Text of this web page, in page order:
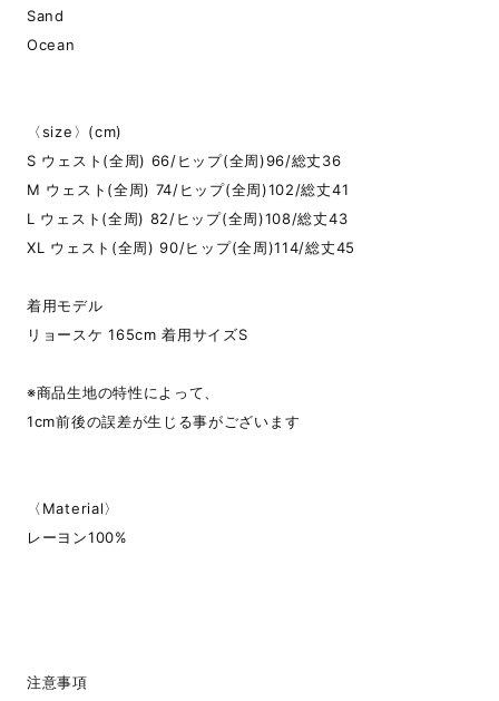
Sand
Ocean
〈size〉(cm)
S ウェスト(全周) 66/ヒップ(全周)96/総丈36
M ウェスト(全周) 74/ヒップ(全周)102/総丈41
L ウェスト(全周) 82/ヒップ(全周)108/総丈43
XL ウェスト(全周) 90/ヒップ(全周)114/総丈45
着用モデル
リョースケ 165cm 着用サイズS
※商品生地の特性によって、
1cm前後の誤差が生じる事がございます
〈Material〉
レーヨン100%
注意事項